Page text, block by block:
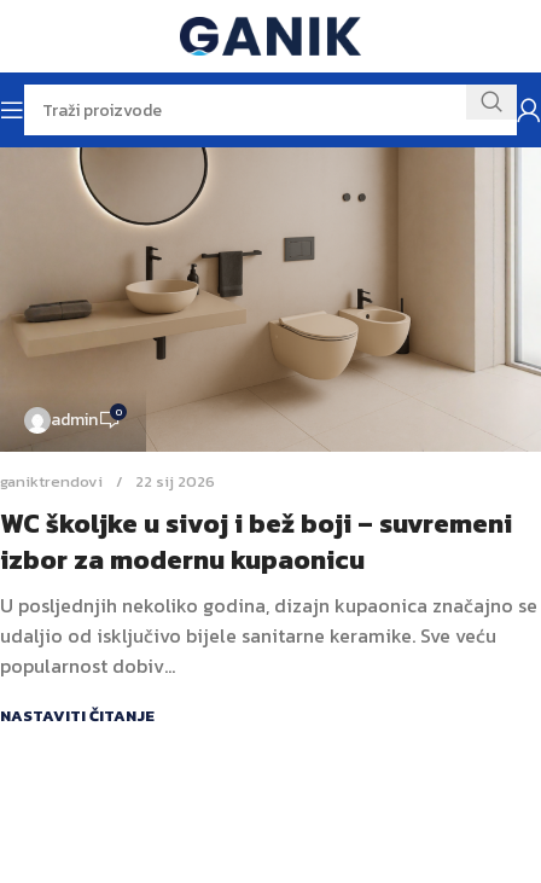
admin 0
ganiktrendovi 22 sij 2026
WC školjke u sivoj i bež boji – suvremeni
izbor za modernu kupaonicu
U posljednjih nekoliko godina, dizajn kupaonica značajno se
udaljio od isključivo bijele sanitarne keramike. Sve veću
popularnost dobiv...
NASTAVITI ČITANJE